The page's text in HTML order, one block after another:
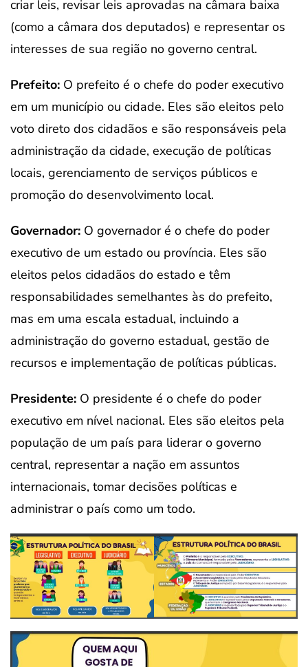
criar leis, revisar leis aprovadas na câmara baixa
(como a câmara dos deputados) e representar os
interesses de sua região no governo central.
Prefeito: O prefeito é o chefe do poder executivo
em um município ou cidade. Eles são eleitos pelo
voto direto dos cidadãos e são responsáveis pela
administração da cidade, execução de políticas
locais, gerenciamento de serviços públicos e
promoção do desenvolvimento local.
Governador: O governador é o chefe do poder
executivo de um estado ou província. Eles são
eleitos pelos cidadãos do estado e têm
responsabilidades semelhantes às do prefeito,
mas em uma escala estadual, incluindo a
administração do governo estadual, gestão de
recursos e implementação de políticas públicas.
Presidente: O presidente é o chefe do poder
executivo em nível nacional. Eles são eleitos pela
população de um país para liderar o governo
central, representar a nação em assuntos
internacionais, tomar decisões políticas e
administrar o país como um todo.